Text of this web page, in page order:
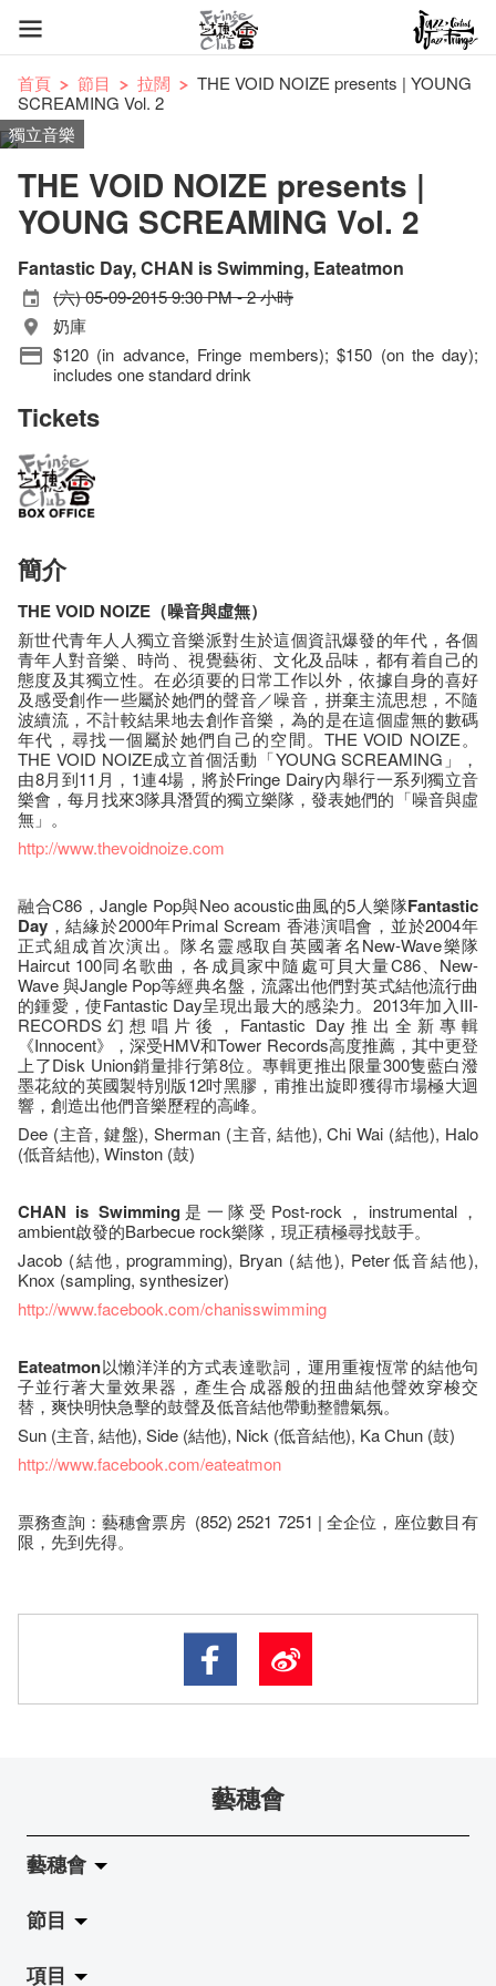
首頁 節目 拉闊
THE VOID NOIZE presents | YOUNG
SCREAMING Vol. 2
獨立音樂
THE VOID NOIZE presents |
YOUNG SCREAMING Vol. 2
Fantastic Day, CHAN is Swimming, Eateatmon
(六) 05-09-2015 9:30 PM - 2 小時
奶庫
$120 (in advance, Fringe members); $150 (on the day);
includes one standard drink
Tickets
簡介
THE VOID NOIZE（噪音與虛無）
新世代青年人人獨立音樂派對生於這個資訊爆發的年代，各個
青年人對音樂、時尚、視覺藝術、文化及品味，都有着自己的
態度及其獨立性。在必須要的日常工作以外，依據自身的喜好
及感受創作一些屬於她們的聲音／噪音，拼棄主流思想，不隨
波續流，不計較結果地去創作音樂，為的是在這個虛無的數碼
年代，尋找一個屬於她們自己的空間。THE VOID NOIZE。
THE VOID NOIZE成立首個活動「YOUNG SCREAMING」，
由8月到11月，1連4場，將於Fringe Dairy內舉行一系列獨立音
樂會，每月找來3隊具潛質的獨立樂隊，發表她們的「噪音與虛
無」。
http://www.thevoidnoize.com
融合C86，Jangle Pop與Neo acoustic曲風的5人樂隊Fantastic
Day ，結緣於2000年Primal Scream 香港演唱會，並於2004年
正式組成首次演出。隊名靈感取自英國著名New-Wave樂隊
Haircut 100同名歌曲，各成員家中隨處可貝大量C86、New-
Wave 與Jangle Pop等經典名盤，流露出他們對英式結他流行曲
的鍾愛，使Fantastic Day呈現出最大的感染力。2013年加入III-
RECORDS幻想唱片後，Fantastic Day推出全新專輯
《Innocent》，深受HMV和Tower Records高度推薦，其中更登
上了Disk Union銷量排行第8位。專輯更推出限量300隻藍白潑
墨花紋的英國製特別版12吋黑膠，甫推出旋即獲得市場極大迴
響，創造出他們音樂歷程的高峰。
Dee (主音, 鍵盤), Sherman (主音, 結他), Chi Wai (結他), Halo
(低音結他), Winston (鼓)
CHAN is Swimming 是一隊受Post-rock，instrumental，
ambient啟發的Barbecue rock樂隊，現正積極尋找鼓手。
Jacob (結他, programming), Bryan (結他), Peter低音結他),
Knox (sampling, synthesizer)
http://www.facebook.com/chanisswimming
Eateatmon以懶洋洋的方式表達歌詞，運用重複恆常的結他句
子並行著大量效果器，產生合成器般的扭曲結他聲效穿梭交
替，爽快明快急擊的鼓聲及低音結他帶動整體氣氛。
Sun (主音, 結他), Side (結他), Nick (低音結他), Ka Chun (鼓)
http://www.facebook.com/eateatmon
票務查詢：藝穗會票房 (852) 2521 7251 | 全企位，座​位​數目​有​
限​，先到先得。
藝穗會
藝穗會
關於藝穗會
藝穗會的演化
節目
拉闊
項目